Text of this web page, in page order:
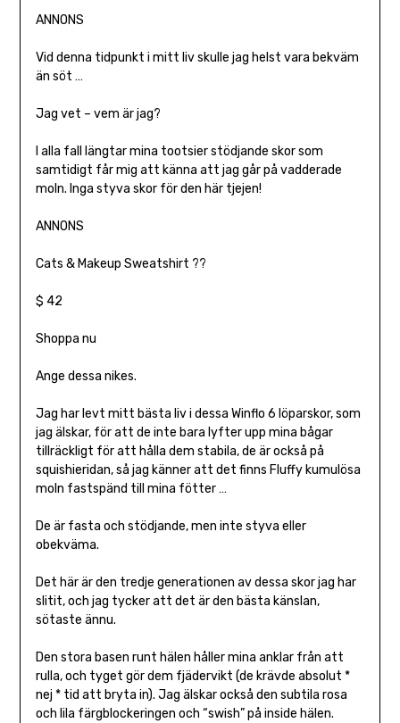
ANNONS
Vid denna tidpunkt i mitt liv skulle jag helst vara bekväm
än söt …
Jag vet – vem är jag?
I alla fall längtar mina tootsier stödjande skor som
samtidigt får mig att känna att jag går på vadderade
moln. Inga styva skor för den här tjejen!
ANNONS
Cats & Makeup Sweatshirt ??
$ 42
Shoppa nu
Ange dessa nikes.
Jag har levt mitt bästa liv i dessa Winflo 6 löparskor, som
jag älskar, för att de inte bara lyfter upp mina bågar
tillräckligt för att hålla dem stabila, de är också på
squishieridan, så jag känner att det finns Fluffy kumulösa
moln fastspänd till mina fötter …
De är fasta och stödjande, men inte styva eller
obekväma.
Det här är den tredje generationen av dessa skor jag har
slitit, och jag tycker att det är den bästa känslan,
sötaste ännu.
Den stora basen runt hälen håller mina anklar från att
rulla, och tyget gör dem fjädervikt (de krävde absolut *
nej * tid att bryta in). Jag älskar också den subtila rosa
och lila färgblockeringen och “swish” på inside hälen.